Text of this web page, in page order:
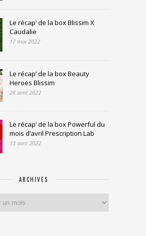
Le récap’ de la box Blissim X
Caudalie
17 mai 2022
Le récap’ de la box Beauty
Heroes Blissim
26 avril 2022
Le récap’ de la box Powerful du
mois d’avril Prescription Lab
13 avril 2022
ARCHIVES